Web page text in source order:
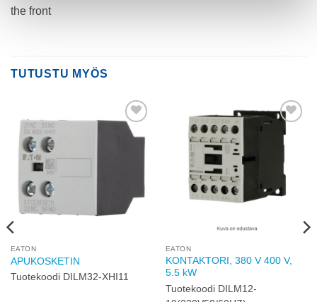
the front
TUTUSTU MYÖS
Add to
EATON
APUKOSKETIN
Tuotekoodi DILM32-XHI11
Add to
EATON
KONTAKTORI, 380 V 400 V,
5.5 kW
Tuotekoodi DILM12-